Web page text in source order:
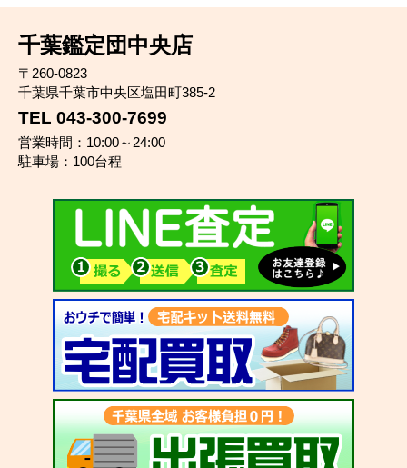
千葉鑑定団中央店
〒260-0823
千葉県千葉市中央区塩田町385-2
TEL 043-300-7699
営業時間：10:00～24:00
駐車場：100台程